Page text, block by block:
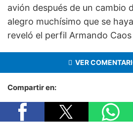
avión después de un cambio
alegro muchísimo que se
reveló el perfil Armando
VER
Compartir en: